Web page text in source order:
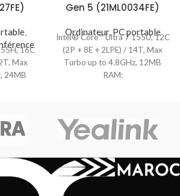
,
16C
Max
24MB
Gen 5 (21ML0034FE)
Ordinateur,PC portable
Intel® Core™ Ultra 7 155U, 12C
(2P + 8E + 2LPE) / 14T, Max
Turbo up to 4.8GHz, 12MB
RAM: